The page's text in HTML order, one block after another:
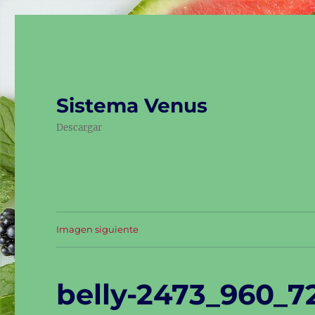
Sistema Venus
Descargar
Imagen siguiente
belly-